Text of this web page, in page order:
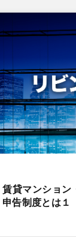
賃貸マンショ
申告制度とは１